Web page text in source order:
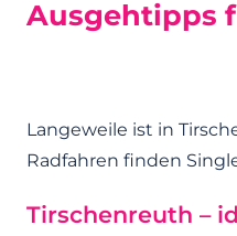
Ausgehtipps
Langeweile ist in
Radfahren finden
Tirschenreuth –